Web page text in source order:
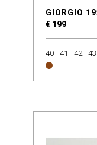
GIORGIO
€ 199
40 41 42 43